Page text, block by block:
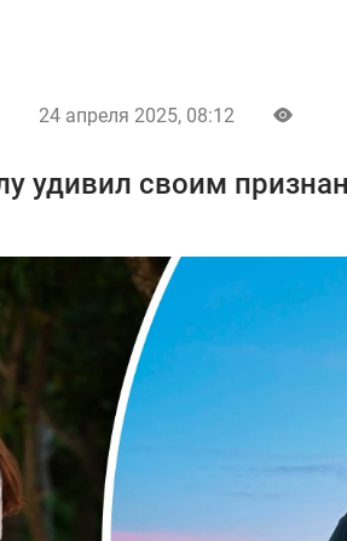
24 апреля 2025, 08:12
удивил своим